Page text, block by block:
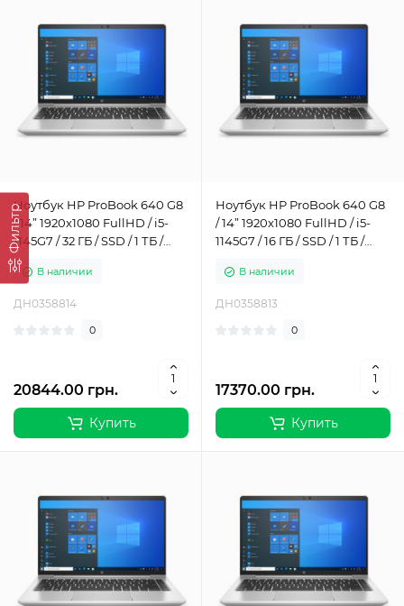
Фильтр
Ноутбук HP ProBook 640 G8
/ 14” 1920x1080 FullHD / i5-
1145G7 / 32 ГБ / SSD / 1 ТБ /
Intel Iris Xe Graphics / Класс Б
В наличии
ДН0358814
0
20844.00 грн.
Купить
Ноутбук HP ProBook 640 G8
/ 14” 1920x1080 FullHD / i5-
1145G7 / 16 ГБ / SSD / 1 ТБ /
В наличии
ДН0358813
0
17370.00 грн.
Купить